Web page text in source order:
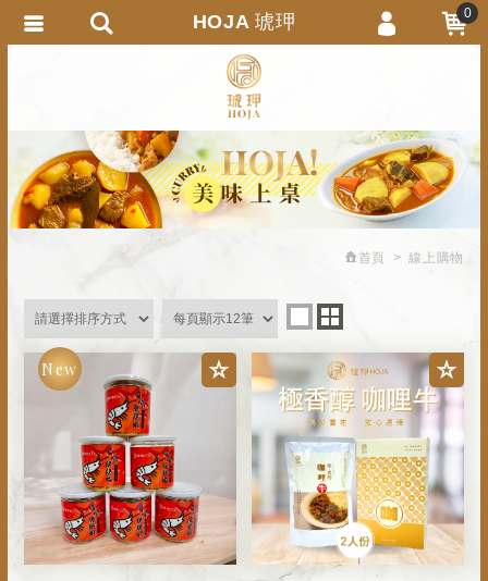
首頁 線上購物
HOJA 琥玾 0
會員登入
會員註冊
忘記密碼
訂單查詢
繁體中文